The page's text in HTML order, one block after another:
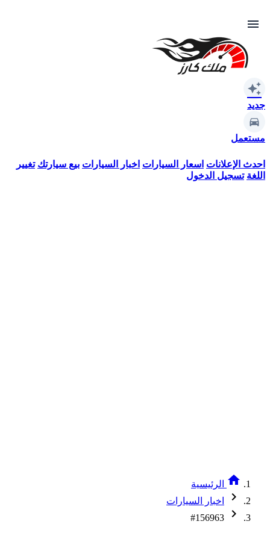
menu
auto_awesome
جديد
مستعمل
احدث الإعلانات اسعار السيارات اخبار السيارات بيع سيارتك تغيير
اللغة تسجيل الدخول
home الرئيسية
chevron_right اخبار السيارات
chevron_right
#156963